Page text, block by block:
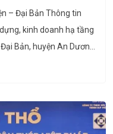
– Đại Bản Thông tin
kinh doanh hạ tầng
Bản, huyện An Dương;
công nghiệp […]